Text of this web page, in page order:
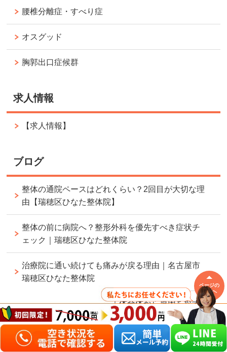
腰椎分離症・すべり症
オスグッド
胸郭出口症候群
求人情報
【求人情報】
ブログ
整体の通院ペースはどれくらい？2回目が大切な理
由【瑞穂区ひなた整体院】
整体の前に病院へ？整形外科を優先すべき症状チ
ェック｜瑞穂区ひなた整体院
治療院に通い続けても痛みが戻る理由｜名古屋市
瑞穂区ひなた整体院
痛い場所だけ見ない整体｜体全体から原因を探す
見立てとは？【瑞穂区の整体】
ボキボキ整体が苦手な方へ｜ソフト整体でできる
ページの
先頭へ